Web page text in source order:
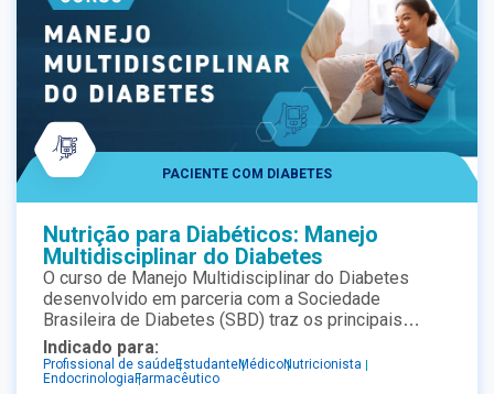
PACIENTE COM DIABETES
Nutrição para Diabéticos: Manejo
Multidisciplinar do Diabetes
O curso de Manejo Multidisciplinar do Diabetes
desenvolvido em parceria com a Sociedade
Brasileira de Diabetes (SBD) traz os principais
tópicos voltados para controle e manejo do
diabetes, através de uma abordagem multidisciplinar
e prática para todos profissionais de saúde da área.
Indicado para:
Profissional de saúdeEstudanteMédicoNutricionista
Endocrinologia Farmacêutico